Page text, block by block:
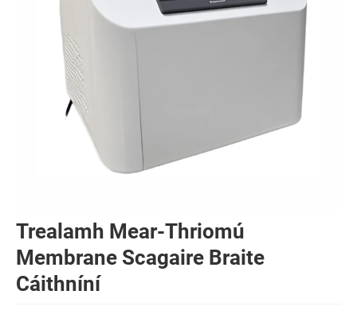
Trealamh Mear-Thriomú
Membrane Scagaire Braite
Cáithníní